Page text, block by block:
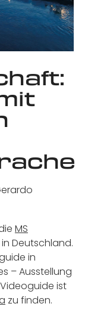
MS
Deutschland.
in
– Ausstellung
ist
zu finden.